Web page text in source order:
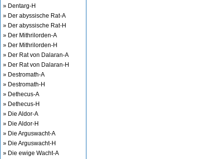
» Dentarg-H
» Der abyssische Rat-A
» Der abyssische Rat-H
» Der Mithrilorden-A
» Der Mithrilorden-H
» Der Rat von Dalaran-A
» Der Rat von Dalaran-H
» Destromath-A
» Destromath-H
» Dethecus-A
» Dethecus-H
» Die Aldor-A
» Die Aldor-H
» Die Arguswacht-A
» Die Arguswacht-H
» Die ewige Wacht-A